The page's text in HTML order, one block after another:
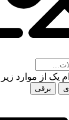
از موارد زیر
برقی